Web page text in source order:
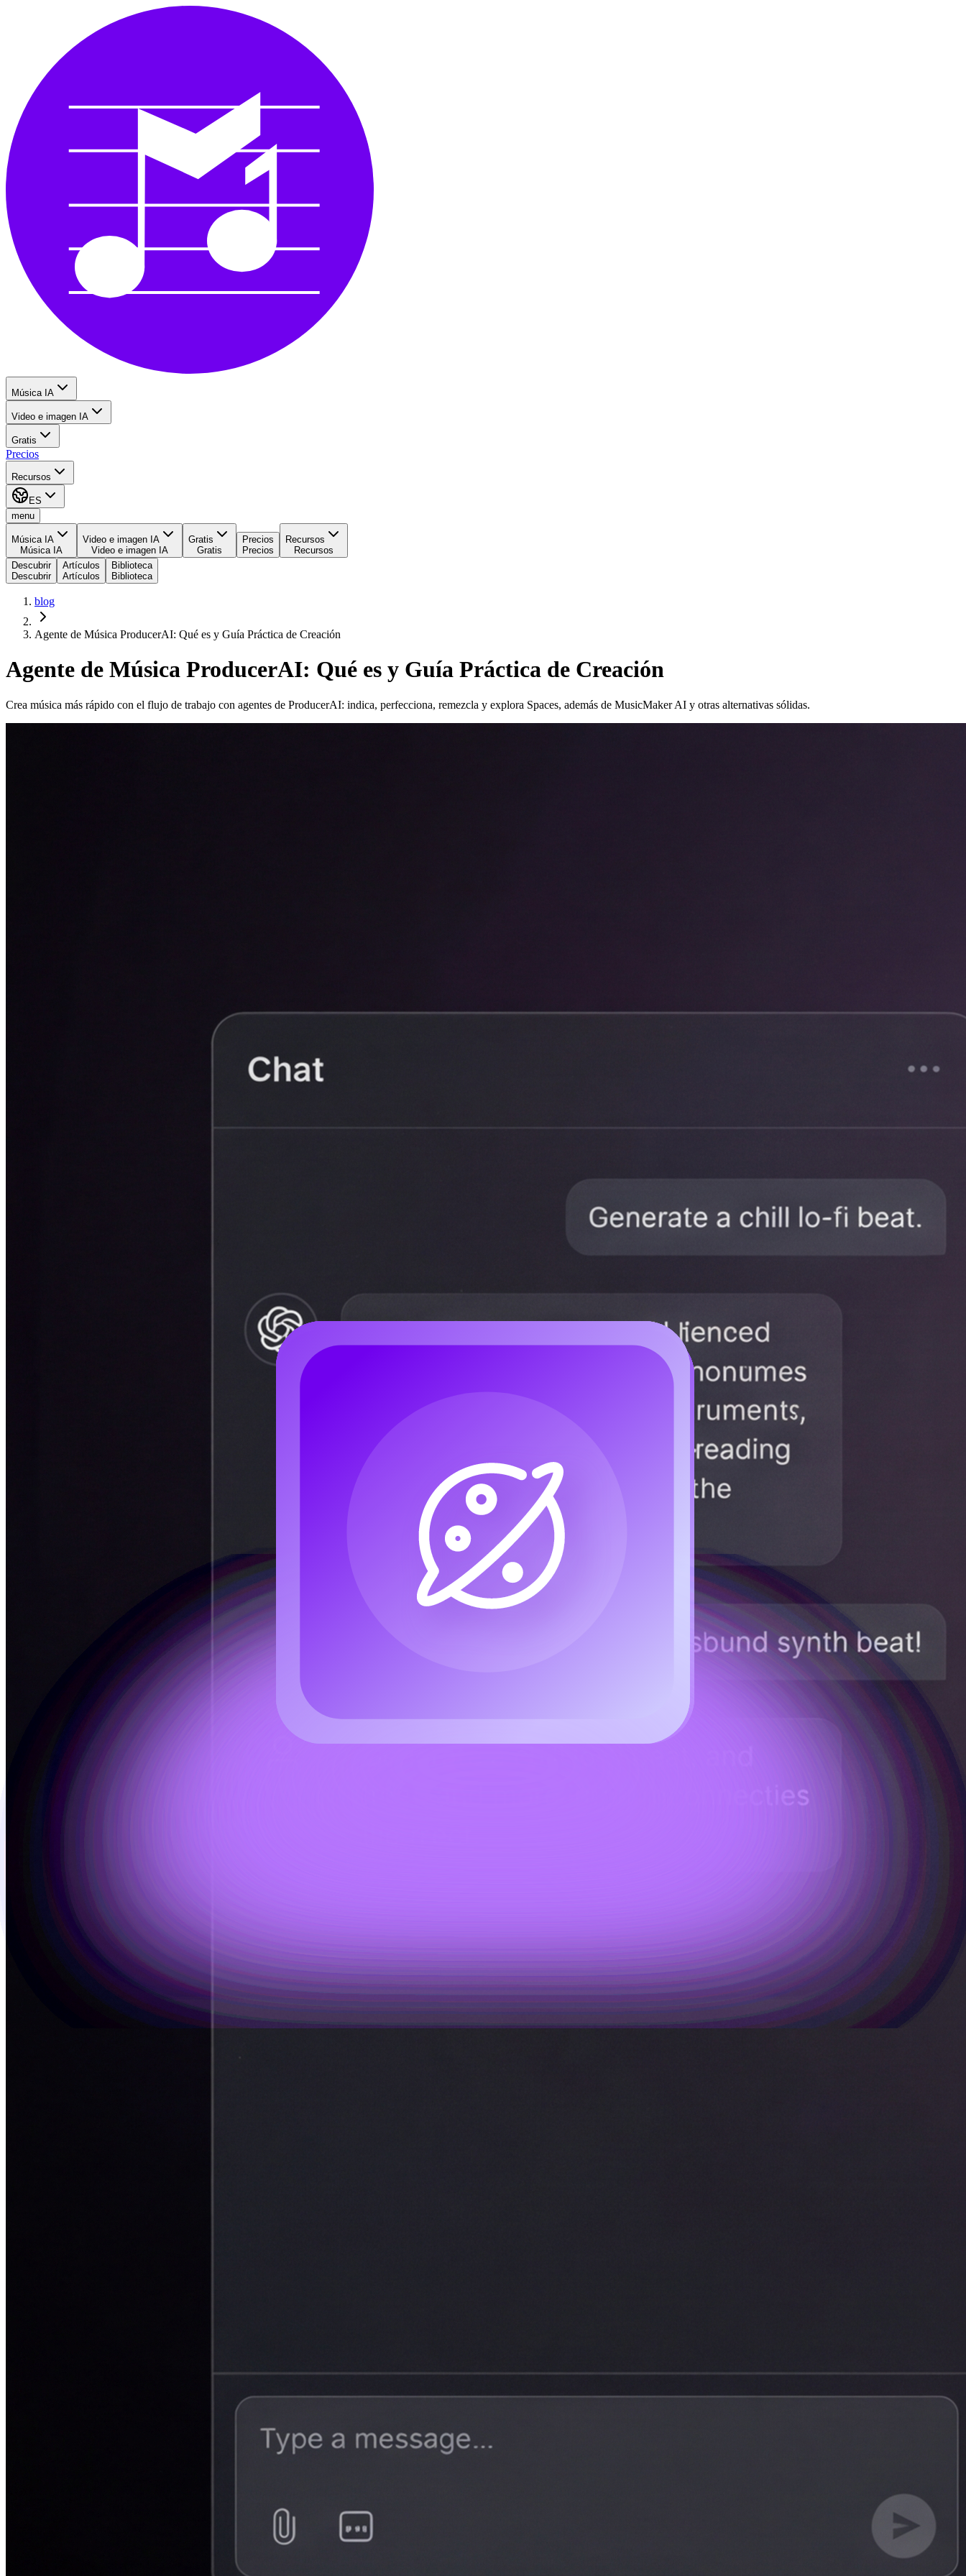
Música IA
Video e imagen IA
Gratis
Precios
Recursos
ES
menu
Música IA
Música IA
Video e imagen IA
Video e imagen IA
Gratis
Gratis
Precios
Precios
Recursos
Recursos
Descubrir
Descubrir
Artículos
Artículos
Biblioteca
Biblioteca
blog
Agente de Música ProducerAI: Qué es y Guía Práctica de Creación
Agente de Música ProducerAI: Qué es y Guía Práctica de Creación
Crea música más rápido con el flujo de trabajo con agentes de ProducerAI: indica, perfecciona, remezcla y explora Spaces, además de MusicMaker AI y otras alternativas sólidas.